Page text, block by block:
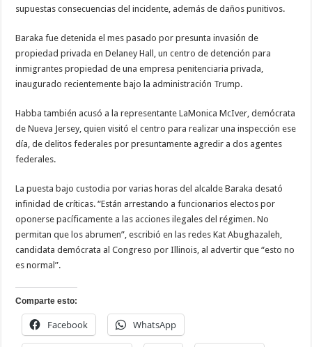
supuestas consecuencias del incidente, además de daños punitivos.
Baraka fue detenida el mes pasado por presunta invasión de
propiedad privada en Delaney Hall, un centro de detención para
inmigrantes propiedad de una empresa penitenciaria privada,
inaugurado recientemente bajo la administración Trump.
Habba también acusó a la representante LaMonica McIver, demócrata
de Nueva Jersey, quien visitó el centro para realizar una inspección ese
día, de delitos federales por presuntamente agredir a dos agentes
federales.
La puesta bajo custodia por varias horas del alcalde Baraka desató
infinidad de críticas. “Están arrestando a funcionarios electos por
oponerse pacíficamente a las acciones ilegales del régimen. No
permitan que los abrumen”, escribió en las redes Kat Abughazaleh,
candidata demócrata al Congreso por Illinois, al advertir que “esto no
es normal”.
Comparte esto:
Facebook WhatsApp